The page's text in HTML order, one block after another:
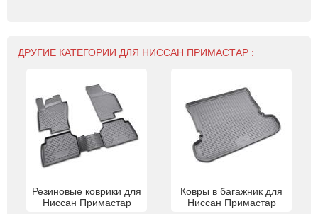
ДРУГИЕ КАТЕГОРИИ ДЛЯ НИССАН ПРИМАСТАР :
Резиновые коврики для
Ниссан Примастар
Ковры в багажник для
Ниссан Примастар